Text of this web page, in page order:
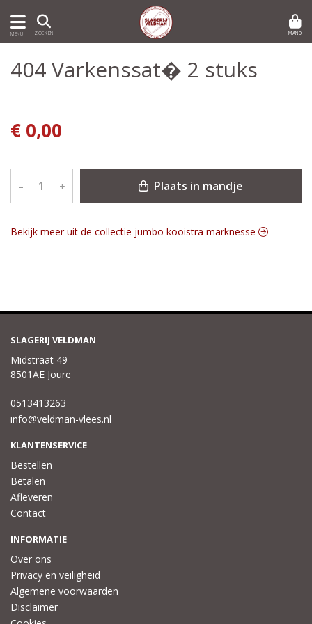
MENU ZOEKEN MAND
404 Varkenssat� 2 stuks
€ 0,00
– + Plaats in mandje
Bekijk meer uit de collectie jumbo kooistra marknesse
SLAGERIJ VELDMAN
Midstraat 49
8501AE Joure
0513413263
info@veldman-vlees.nl
KLANTENSERVICE
Bestellen
Betalen
Afleveren
Contact
INFORMATIE
Over ons
Privacy en veiligheid
Algemene voorwaarden
Disclaimer